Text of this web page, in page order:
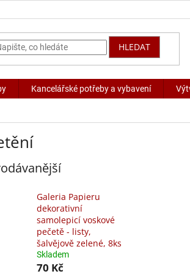
HLEDAT
Kancelářské potřeby a vybavení
Galeria Papieru
dekorativní
samolepicí voskové
pečetě - listy,
šalvějově zelené, 8ks
Skladem
70 Kč